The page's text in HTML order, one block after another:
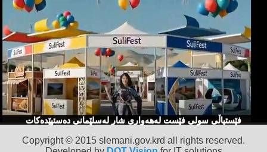
فێستیاڵی سولی فێست لەهەواری شار لەسلێمانی دەستپێدەكات
Copyright © 2015 slemani.gov.krd all rights reserved.